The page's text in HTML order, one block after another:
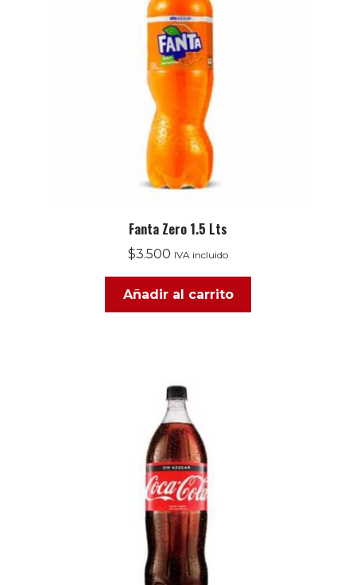
Fanta Zero 1.5 Lts
$3.500 IVA incluido
Añadir al carrito